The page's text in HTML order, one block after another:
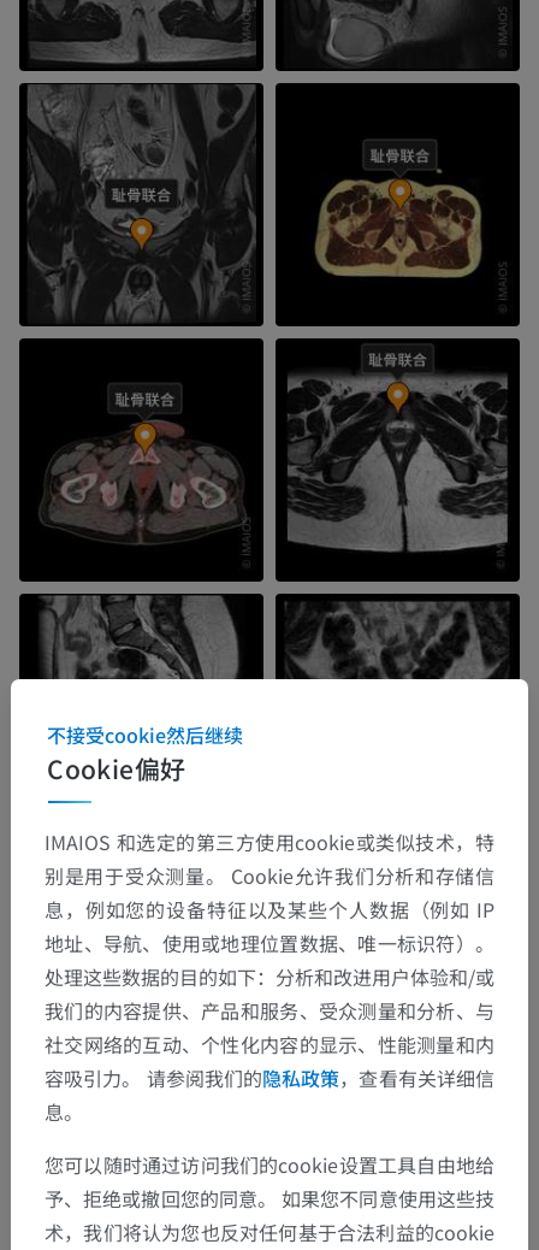
Cookie偏好
不接受cookie然后继续
IMAIOS 和选定的第三方使用cookie或类似技术，特
别是用于受众测量。 Cookie允许我们分析和存储信
息，例如您的设备特征以及某些个人数据（例如 IP
地址、导航、使用或地理位置数据、唯一标识符）。
处理这些数据的目的如下：分析和改进用户体验和/或
我们的内容提供、产品和服务、受众测量和分析、与
社交网络的互动、个性化内容的显示、性能测量和内
容吸引力。 请参阅我们的隐私政策，查看有关详细信
息。
您可以随时通过访问我们的cookie设置工具自由地给
予、拒绝或撤回您的同意。 如果您不同意使用这些技
术，我们将认为您也反对任何基于合法利益的cookie